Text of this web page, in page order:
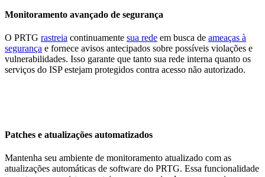
Monitoramento avançado de segurança
O PRTG rastreia continuamente sua rede em busca de ameaças à
segurança e fornece avisos antecipados sobre possíveis violações e
vulnerabilidades. Isso garante que tanto sua rede interna quanto os
serviços do ISP estejam protegidos contra acesso não autorizado.
Patches e atualizações automatizados
Mantenha seu ambiente de monitoramento atualizado com as
atualizações automáticas de software do PRTG. Essa funcionalidade